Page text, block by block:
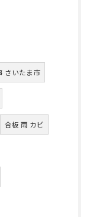
さいたま市
合板 雨 カビ